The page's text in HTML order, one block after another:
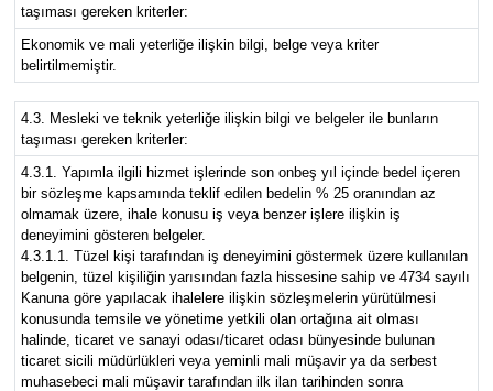
taşıması gereken kriterler:
Ekonomik ve mali yeterliğe ilişkin bilgi, belge veya kriter
belirtilmemiştir.
4.3. Mesleki ve teknik yeterliğe ilişkin bilgi ve belgeler ile bunların
taşıması gereken kriterler:
4.3.1. Yapımla ilgili hizmet işlerinde son onbeş yıl içinde bedel içeren
bir sözleşme kapsamında teklif edilen bedelin % 25 oranından az
olmamak üzere, ihale konusu iş veya benzer işlere ilişkin iş
deneyimini gösteren belgeler.
4.3.1.1. Tüzel kişi tarafından iş deneyimini göstermek üzere kullanılan
belgenin, tüzel kişiliğin yarısından fazla hissesine sahip ve 4734 sayılı
Kanuna göre yapılacak ihalelere ilişkin sözleşmelerin yürütülmesi
konusunda temsile ve yönetime yetkili olan ortağına ait olması
halinde, ticaret ve sanayi odası/ticaret odası bünyesinde bulunan
ticaret sicili müdürlükleri veya yeminli mali müşavir ya da serbest
muhasebeci mali müşavir tarafından ilk ilan tarihinden sonra